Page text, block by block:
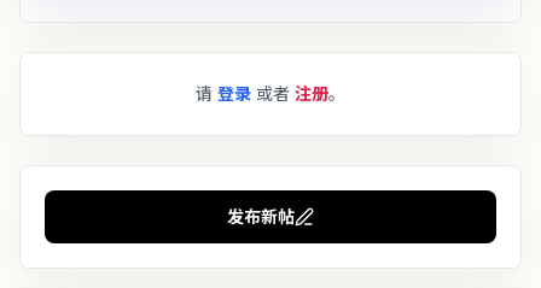
请 登录 或者 注册。
发布新帖